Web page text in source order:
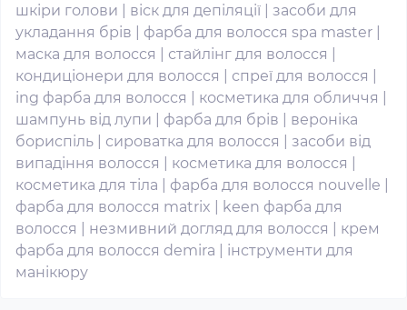
шкіри голови
віск для депіляції
засоби для
укладання брів
фарба для волосся spa master
маска для волосся
стайлінг для волосся
кондиціонери для волосся
спреї для волосся
ing фарба для волосся
косметика для обличчя
шампунь від лупи
фарба для брів
вероніка
бориспіль
сироватка для волосся
засоби від
випадіння волосся
косметика для волосся
косметика для тіла
фарба для волосся nouvelle
фарба для волосся matrix
keen фарба для
волосся
незмивний догляд для волосся
крем
фарба для волосся demira
інструменти для
манікюру